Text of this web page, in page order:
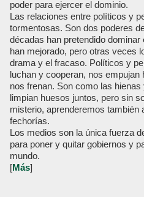
poder para ejercer el dominio.
Las relaciones entre políticos y
tormentosas. Son dos poderes
décadas han pretendido
han mejorado, pero otras veces
drama y el fracaso. Políticos y
luchan y cooperan, nos
nos frenan. Son como las
limpian huesos juntos, pero sin
misterio, aprenderemos también
fechorías.
Los medios son la única fuerza
para poner y quitar gobiernos y
mundo.
[Más]